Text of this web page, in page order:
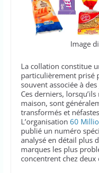
Image
La collation constitue
particulièrement prisé
souvent associée à
Ces derniers,
maison, sont
transformés et
L’organisation 60
publié un numéro
analysé en détail plus
marques les plus
concentrent chez deux